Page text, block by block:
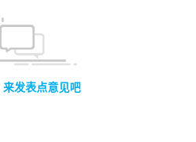
来发表点意见吧